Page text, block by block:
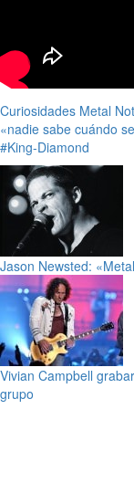
Curiosidades Metal
«nadie sabe cuándo
#King-Diamond
Jason Newsted:
Vivian Campbell
grupo